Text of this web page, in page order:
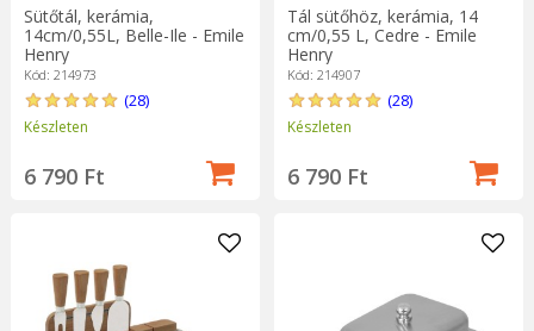
Sütőtál, kerámia,
14cm/0,55L, Belle-Ile - Emile
Henry
Kód: 214973
(28)
Készleten
6 790 Ft
Tál sütőhöz, kerámia, 14
cm/0,55 L, Cedre - Emile
Henry
Kód: 214907
(28)
Készleten
6 790 Ft